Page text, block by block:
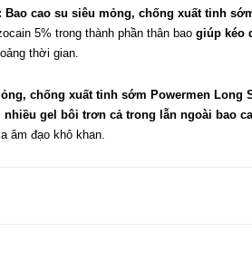
Bao cao su siêu mỏng, chống xuất tinh
5% trong thành phần thân bao giúp kéo
thời gian.
chống xuất tinh sớm Powermen Long
nhiều gel bôi trơn cả trong lẫn ngoài bao
âm đạo khô khan.